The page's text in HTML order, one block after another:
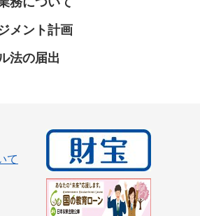
メント計画
法の届出
て